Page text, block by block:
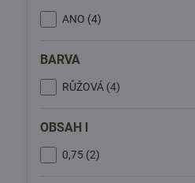
ANO (4)
BARVA
RŮŽOVÁ (4)
OBSAH l
0,75 (2)